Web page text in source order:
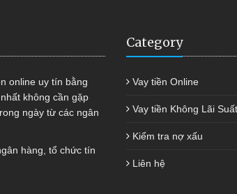
online uy tín bằng
không cần gặp
ngày từ các ngân
hàng, tổ chức tín
Category
Vay tiền Online
Vay tiền Không Lãi Suất
Kiểm tra nợ xấu
Liên hệ